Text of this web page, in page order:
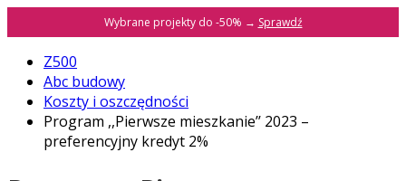
Wybrane projekty do -50% → Sprawdź
Z500
Abc budowy
Koszty i oszczędności
Program ,,Pierwsze mieszkanie’’ 2023 –
preferencyjny kredyt 2%